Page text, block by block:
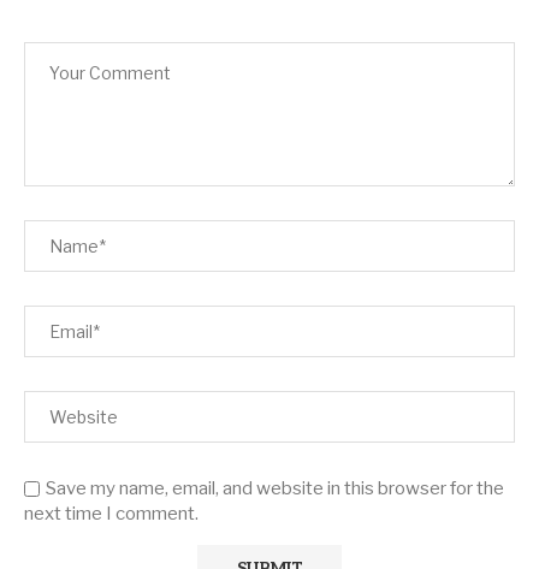
Save my name, email, and website in this browser for the
next time I comment.